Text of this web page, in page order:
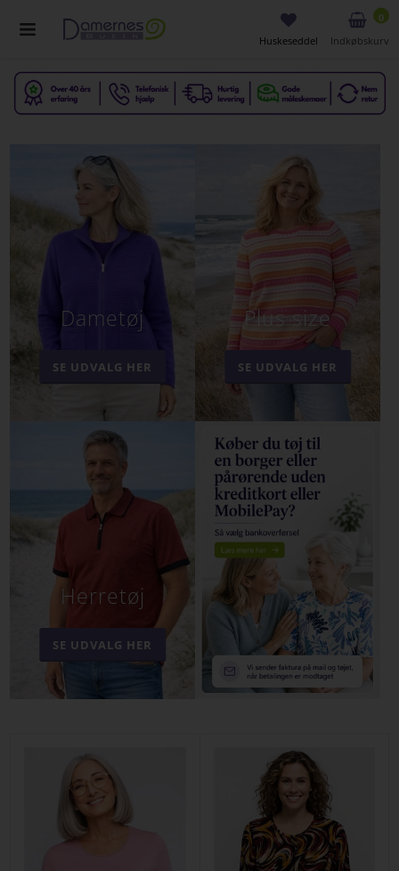
0
Indkøbskurv
Huskeseddel
Dametøj
SE UDVALG HER
Plus size
SE UDVALG HER
Herretøj
SE UDVALG HER